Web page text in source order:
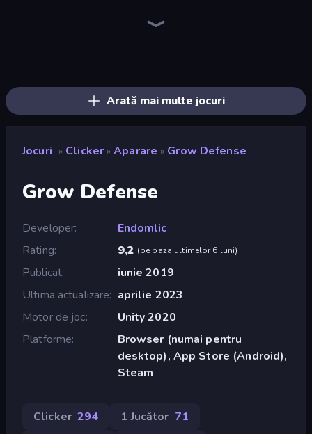
Arată mai multe jocuri
Jocuri » Clicker » Aparare » Grow Defense
Grow Defense
Developer
Endomlic
Rating
9,2 (pe baza ultimelor 6 luni)
Publicat
iunie 2019
Ultima actualizare
aprilie 2023
Motor de joc
Unity 2020
Platforme
Browser (numai pentru
desktop), App Store (Android),
Steam
Clicker 294 1 Jucător 71